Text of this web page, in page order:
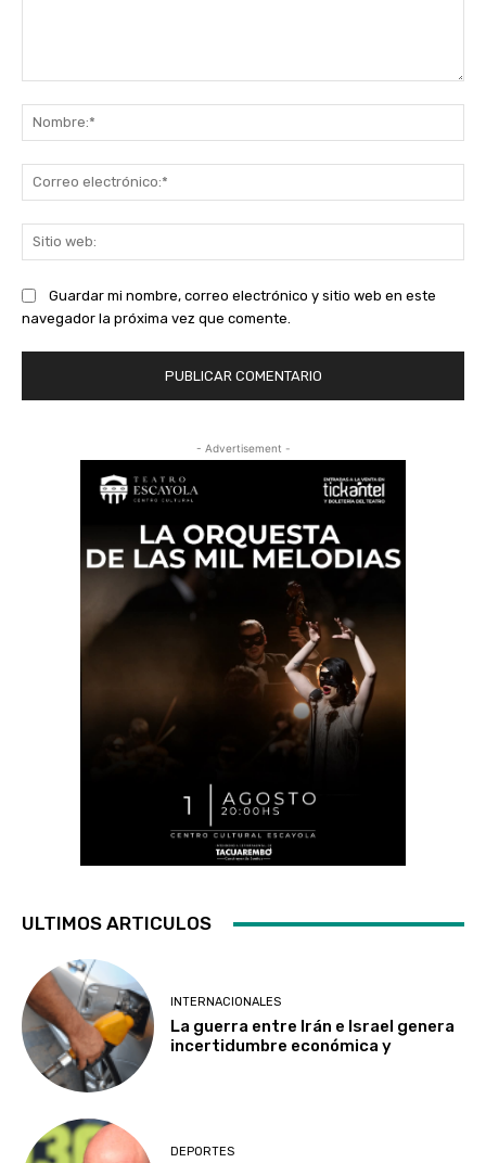
Guardar mi nombre, correo electrónico y sitio web en este
navegador la próxima vez que comente.
- Advertisement -
ULTIMOS ARTICULOS
INTERNACIONALES
La guerra entre Irán e Israel genera
incertidumbre económica y
DEPORTES